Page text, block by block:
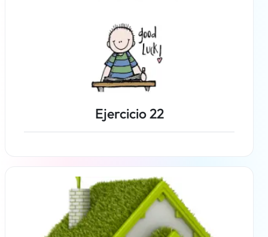
Ejercicio 22
Más información